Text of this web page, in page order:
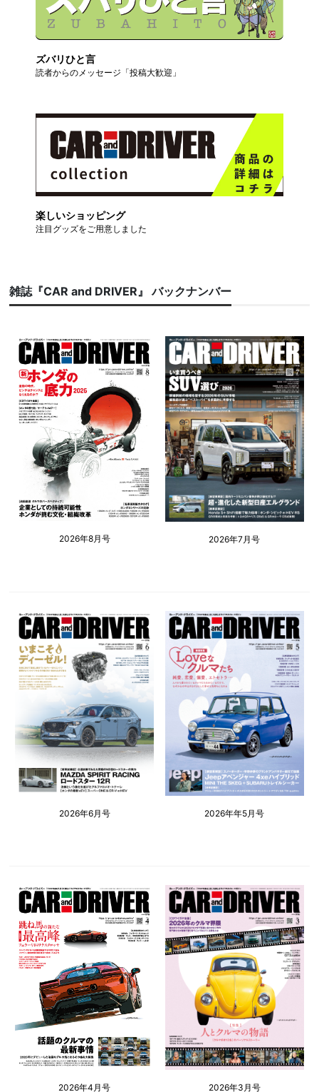
ズバリひと言
読者からのメッセージ「投稿大歓迎」
楽しいショッピング
注目グッズをご用意しました
雑誌『CAR and DRIVER』 バックナンバー
2026年8月号 2026年7月号
2026年6月号 2026年年5月号
2026年4月号 2026年3月号